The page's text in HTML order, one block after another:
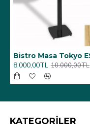
8.000,00TL 10.000,00TL
KATEGORİLER